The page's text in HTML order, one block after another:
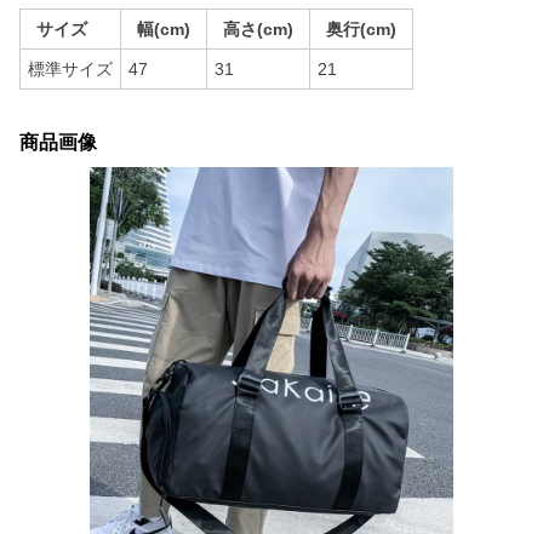
サイズ 幅(cm) 高さ(cm) 奥行(cm)
標準サイズ 47 31 21
商品画像